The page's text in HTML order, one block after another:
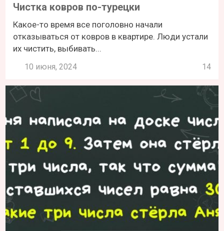
Чистка ковров по-турецки
Какое-то время все поголовно начали
отказываться от ковров в квартире. Люди устали
их чистить, выбивать...
10 июня, 2024 14